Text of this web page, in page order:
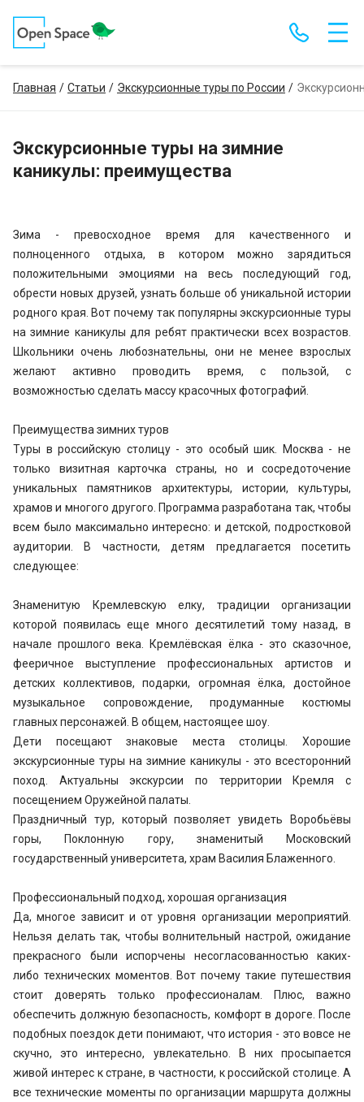
Главная Статьи Экскурсионные туры по России
Экскурсионные туры на зимние
каникулы: преимущества
Зима - превосходное время для качественного и
полноценного отдыха, в котором можно зарядиться
положительными эмоциями на весь последующий год,
обрести новых друзей, узнать больше об уникальной истории
родного края. Вот почему так популярны экскурсионные туры
на зимние каникулы для ребят практически всех возрастов.
Школьники очень любознательны, они не менее взрослых
желают активно проводить время, с пользой, с
возможностью сделать массу красочных фотографий.
Преимущества зимних туров
Туры в российскую столицу - это особый шик. Москва - не
только визитная карточка страны, но и сосредоточение
уникальных памятников архитектуры, истории, культуры,
храмов и многого другого. Программа разработана так, чтобы
всем было максимально интересно: и детской, подростковой
аудитории. В частности, детям предлагается посетить
следующее:
Знаменитую Кремлевскую елку, традиции организации
которой появилась еще много десятилетий тому назад, в
начале прошлого века. Кремлёвская ёлка - это сказочное,
фееричное выступление профессиональных артистов и
детских коллективов, подарки, огромная ёлка, достойное
музыкальное сопровождение, продуманные костюмы
главных персонажей. В общем, настоящее шоу.
Дети посещают знаковые места столицы. Хорошие
экскурсионные туры на зимние каникулы - это всесторонний
поход. Актуальны экскурсии по территории Кремля с
посещением Оружейной палаты.
Праздничный тур, который позволяет увидеть Воробьёвы
горы, Поклонную гору, знаменитый Московский
государственный университета, храм Василия Блаженного.
Профессиональный подход, хорошая организация
Да, многое зависит и от уровня организации мероприятий.
Нельзя делать так, чтобы волнительный настрой, ожидание
прекрасного были испорчены несогласованностью каких-
либо технических моментов. Вот почему такие путешествия
стоит доверять только профессионалам. Плюс, важно
обеспечить должную безопасность, комфорт в дороге. После
подобных поездок дети понимают, что история - это вовсе не
скучно, это интересно, увлекательно. В них просыпается
живой интерес к стране, в частности, к российской столице. А
все технические моменты по организации маршрута должны